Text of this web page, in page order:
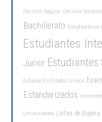
Decisión Regular Decisión
Bachillerato Estudiantes
Estudiantes
Junior Estudiantes
Estudiar En Estados Unidos
Estandarizados
Universidades Listas de Espera